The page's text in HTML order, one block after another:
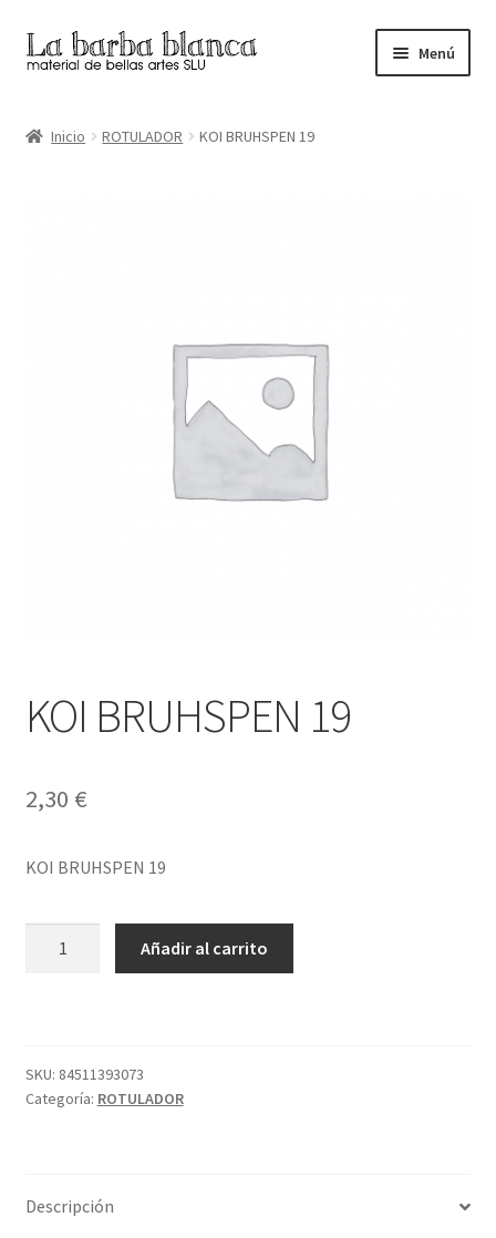
Ir
a
navegación
Ir
al
Menú
Inicio ROTULADOR KOI BRUHSPEN 19
KOI BRUHSPEN 19
2,30 €
KOI BRUHSPEN 19
Añadir al carrito
SKU: 84511393073
Categoría: ROTULADOR
Descripción